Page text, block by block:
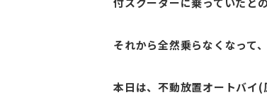
それから全然乗らなくなって
本日は、不動放置オートバ